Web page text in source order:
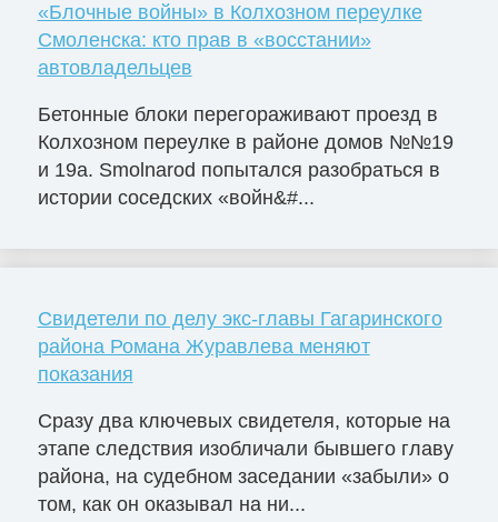
«Блочные войны» в Колхозном переулке
Смоленска: кто прав в «восстании»
автовладельцев
Бетонные блоки перегораживают проезд в
Колхозном переулке в районе домов №№19
и 19а. Smolnarod попытался разобраться в
истории соседских «войн&#...
Свидетели по делу экс-главы Гагаринского
района Романа Журавлева меняют
показания
Сразу два ключевых свидетеля, которые на
этапе следствия изобличали бывшего главу
района, на судебном заседании «забыли» о
том, как он оказывал на ни...